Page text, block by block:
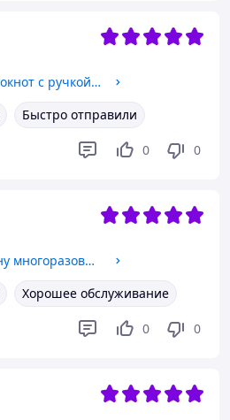
Ежедневник,планер блокнот с ручкой на 100 листов,формат А5,записная книжка,планер в мягкой обложке,цвет чёрный
Быстро отправили
0 0
Ароматизатор в машину многоразовый дифузор "Корабельный штурвал" на солнечной батарее,цвет золотистый
Хорошее обслуживание
0 0